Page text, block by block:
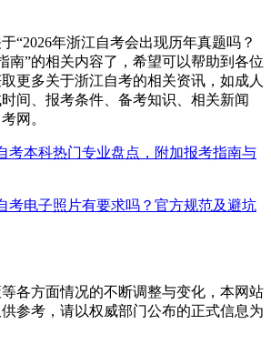
“2026年浙江自考会出现历年真题吗？
南”的相关内容了，希望可以帮助到各位
更多关于浙江自考的相关资讯，如成人
间、报考条件、备考知识、相关新闻
网。
考本科热门专业盘点，附加报考指南与
考电子照片有要求吗？官方规范及避坑
等各方面情况的不断调整与变化，本网站
参考，请以权威部门公布的正式信息为